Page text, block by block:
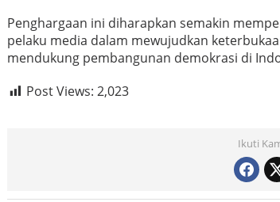
Penghargaan ini diharapkan semakin
pelaku media dalam mewujudkan
mendukung pembangunan demokrasi di
Post Views: 2,023
Ikuti